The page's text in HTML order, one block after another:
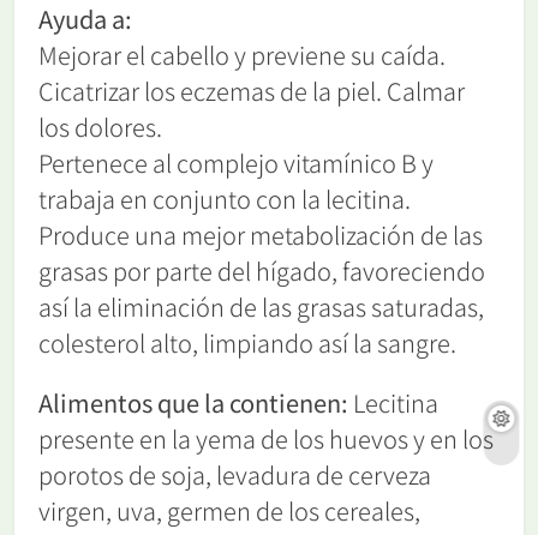
Ayuda a:
Mejorar el cabello y previene su caída.
Cicatrizar los eczemas de la piel. Calmar
los dolores.
Pertenece al complejo vitamínico B y
trabaja en conjunto con la lecitina.
Produce una mejor metabolización de las
grasas por parte del hígado, favoreciendo
así la eliminación de las grasas saturadas,
colesterol alto, limpiando así la sangre.
Alimentos que la contienen: Lecitina
presente en la yema de los huevos y en los
porotos de soja, levadura de cerveza
virgen, uva, germen de los cereales,